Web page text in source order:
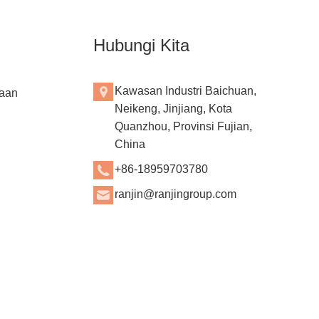
Hubungi Kita
Kawasan Industri Baichuan,
Neikeng, Jinjiang, Kota
Quanzhou, Provinsi Fujian,
China
+86-18959703780
ranjin@ranjingroup.com